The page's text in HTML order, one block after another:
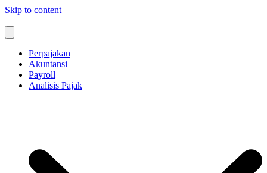
Skip to content
Perpajakan
Akuntansi
Payroll
Analisis Pajak